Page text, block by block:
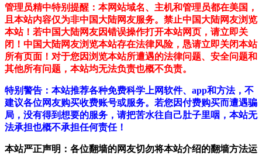
管理员精中特别提醒：本网站域名、主机和管理员都在美国，
且本站内容仅为非中国大陆网友服务。禁止中国大陆网友浏览
本站！若中国大陆网友因错误操作打开本站网页，请立即关
闭！中国大陆网友浏览本站存在法律风险，恳请立即关闭本站
所有页面！对于您因浏览本站所遭遇的法律问题、安全问题和
其他所有问题，本站均无法负责也概不负责。
特别警告：本站推荐各种免费科学上网软件、app和方法，不
建议各位网友购买收费账号或服务。若您因付费购买而遭遇骗
局，没有得到想要的服务，请把苦水往自己肚子里咽，本站无
法承担也概不承担任何责任！
本站严正声明：各位翻墙的网友切勿将本站介绍的翻墙方法运